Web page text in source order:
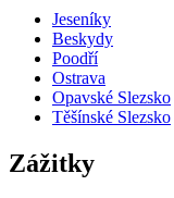
Jeseníky
Beskydy
Poodří
Ostrava
Opavské Slezsko
Těšínské Slezsko
Zážitky